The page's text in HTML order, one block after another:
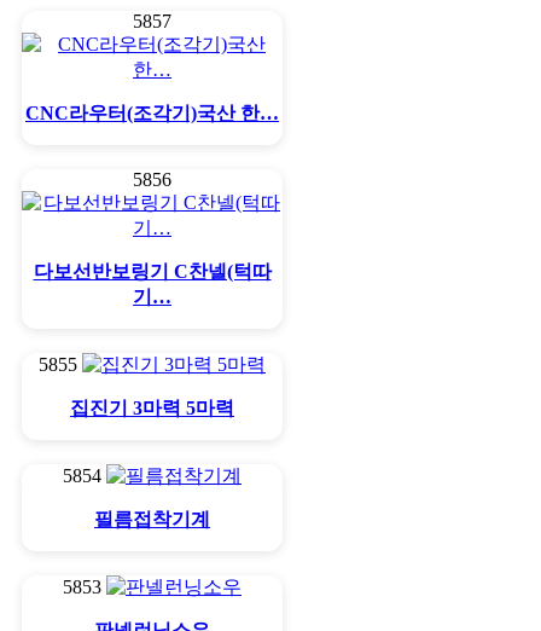
5857
CNC라우터(조각기)국산 한…
5856
다보선반보링기 C찬넬(턱따
기…
5855
집진기 3마력 5마력
5854
필름접착기계
5853